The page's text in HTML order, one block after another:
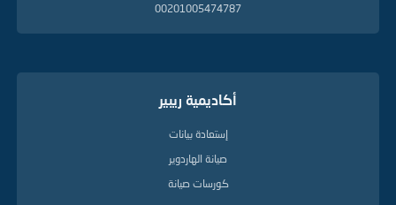
00201005474787
أكاديمية ريبير
إستعادة بيانات
صيانة الهاردوير
كورسات صيانة